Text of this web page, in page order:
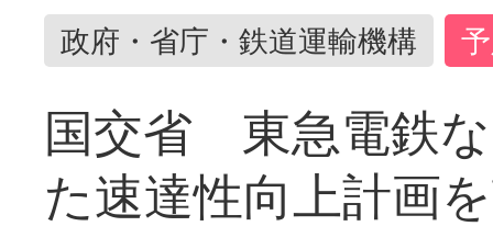
政府・省庁・鉄道運輸機構
国交省 東急電鉄
た速達性向上計画